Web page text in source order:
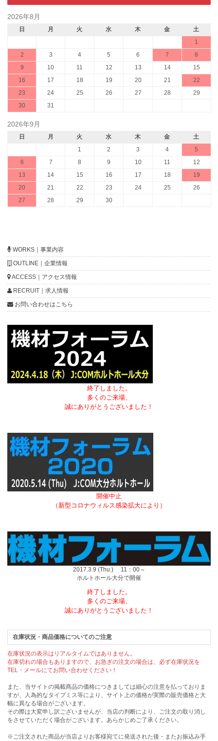
2026年8月
日 月 火 水 木 金
土
1
2
3 4 5 6 7
8
9
10 11 12 13 14
15
16
17 18 19 20 21
22
23
24 25 26 27 28
29
30
31
2026年9月
日 月 火 水 木 金
土
1
2 3 4
5
6
7 8 9 10 11
12
13
14 15 16 17 18
19
20
21 22 23 24 25
26
27
28 29 30
WORKS｜事業内容
OUTLINE｜企業情報
ACCESS｜アクセス情報
RECRUIT｜求人情報
お問い合わせはこちら
終了しました。
多くのご来場、
誠にありがとうございました！
開催中止
（新型コロナウィルス感染拡大により）
2017.3.9 (Thu.) 11：00～
ホルトホール大分で開催
終了しました。
多くのご来場、
誠にありがとうございました！
在庫状況・商品価格についてのご注意
在庫状況の表示はリアルタイムではありません。
在庫切れの場合もありますので、お急ぎの注文の場合は、必ず在庫状況を
TEL・メールにてお問い合わせください！
また、当サイトの掲載商品の価格につきましては細心の注意を払っておりま
すが、人為的なタイプミス等により、サイト上の価格が実際の販売価格と大
幅に異なる場合がございます。
その際は大変申し訳ございませんが、当店の判断により、ご注文の取り消し
をさせていただく場合がございます。あらかじめご了承ください。
※ご注文された商品が当店よりお客様宛てに発送された後・またお振込み手